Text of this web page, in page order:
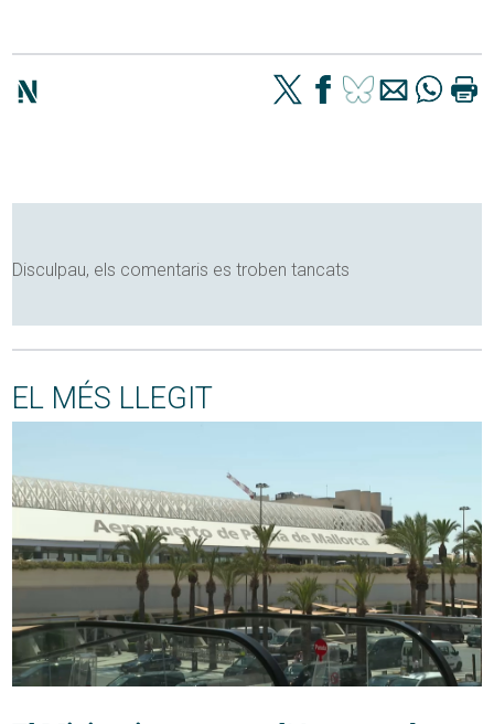
Disculpau, els comentaris es troben tancats
EL MÉS LLEGIT